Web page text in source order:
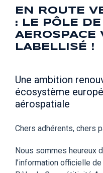
EN ROUTE
: LE PÔLE
AEROSPACE
LABELLISÉ !
Une ambition
écosystème
aérospatiale
Chers adhérents, chers
Nous sommes heureux
l’information officielle